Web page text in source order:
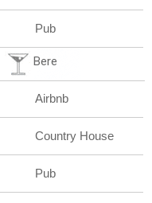
Pub
Bere
Airbnb
Country House
Pub